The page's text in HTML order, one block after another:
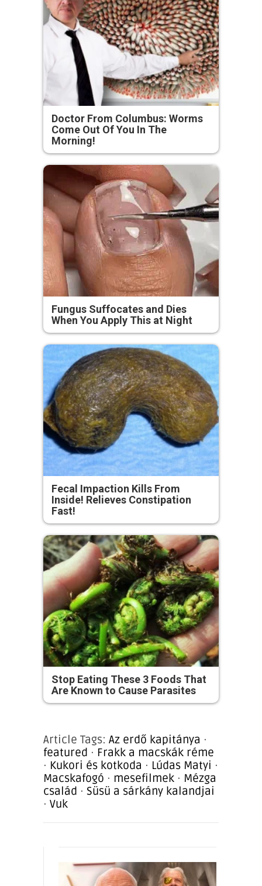
Doctor From Columbus: Worms
Come Out Of You In The
Morning!
Fungus Suffocates and Dies
When You Apply This at Night
Fecal Impaction Kills From
Inside! Relieves Constipation
Fast!
Stop Eating These 3 Foods That
Are Known to Cause Parasites
Article Tags: Az erdő kapitánya ·
featured · Frakk a macskák réme
· Kukori és kotkoda · Lúdas Matyi ·
Macskafogó · mesefilmek · Mézga
család · Süsü a sárkány kalandjai
· Vuk